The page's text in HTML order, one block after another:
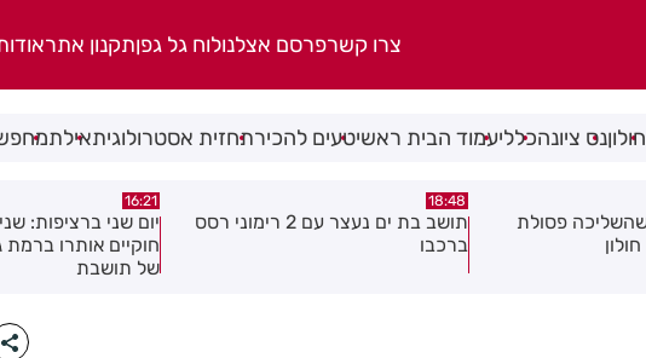
צרו קשרפרסם אצלנולוח גל גפןתקנון אתר
חולוןנס ציונהכלליעמוד הבית ראשיטעים להכירתחזית אסטרולוגיתאילת
תושב בת ים נעצר עם 2 רימוני רסס
16:21
יום שני ברציפות: שני שוהים בלתי
חוקיים אותרו ברמת גן בעקבות דיווח
15:04
צעיר נפצע בתאונת
לראשון לציון